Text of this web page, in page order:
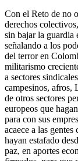
Con el Reto de no
derechos
sin bajar la guardia
señalando a los
del terror en
militarismo
a sectores
campesinos, afros,
de otros sectores
europeos que
para con sus
acaece a las
hayan estafado
paz, en aportes